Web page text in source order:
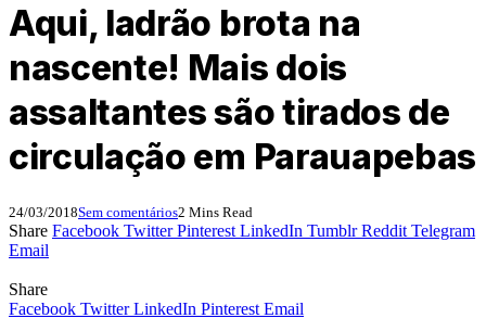
Aqui, ladrão brota na
nascente! Mais dois
assaltantes são tirados de
circulação em Parauapebas
24/03/2018Sem comentários2 Mins Read
Share Facebook Twitter Pinterest LinkedIn Tumblr Reddit Telegram
Email
Share
Facebook Twitter LinkedIn Pinterest Email